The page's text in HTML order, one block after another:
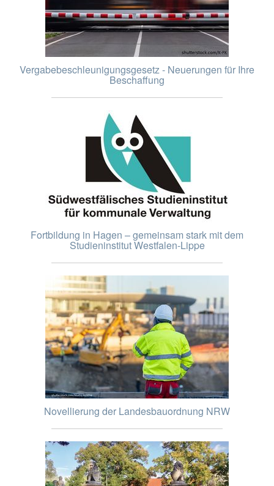
Vergabebeschleunigungsgesetz - Neuerungen für Ihre
Beschaffung
Fortbildung in Hagen – gemeinsam stark mit dem
Studieninstitut Westfalen-Lippe
Novellierung der Landesbauordnung NRW